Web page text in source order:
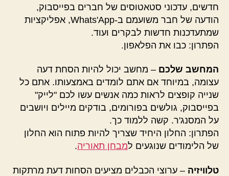
חדשים, עדכוני סטאטוסים של חברים בפייסבוק,
הודעה של חבר משועמם ב-Whats'App, אפליקציות
שמתעדכנות חדשות לבקרים ועוד.
הפתרון: כבו את הפלאפון.
המחשב שלכם – מחשב יכול להיות הסחת דעה
עצומה, במיוחד אם אתם לומדים באמצעותו. אתם כל
שנייה קופצים לראות כמה אנשים עשו לכם "לייק"
בפייסבוק, גולשים בפורומים, בודקים מיילים ויושבים
על המסנג'ר. קשה ללמוד כך.
הפתרון: החלון היחיד שצריך להיות פתוח הוא החלון
של הלימודים שנוגעים למבחן תאוריה.
טלוויזיה – ערוצי הכבלים מציעים הסחות דעת מרתקות